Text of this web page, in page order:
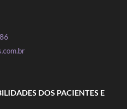
DOS PACIENTES E